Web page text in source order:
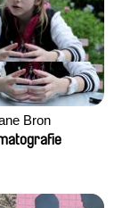
Bron